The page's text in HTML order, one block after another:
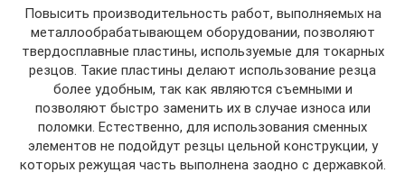
Повысить производительность работ, выполняемых на
металлообрабатывающем оборудовании, позволяют
твердосплавные пластины, используемые для токарных
резцов. Такие пластины делают использование резца
более удобным, так как являются съемными и
позволяют быстро заменить их в случае износа или
поломки. Естественно, для использования сменных
элементов не подойдут резцы цельной конструкции, у
которых режущая часть выполнена заодно с державкой.